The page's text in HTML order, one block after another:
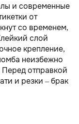
и современные
от
со временем,
слой
крепление,
неизбежно
отправкой
и резки – брак